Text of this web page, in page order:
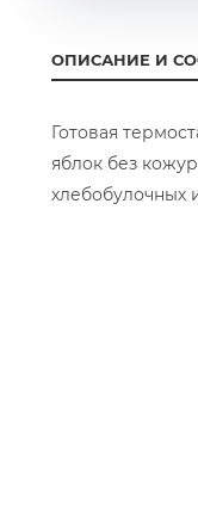
ОПИСАНИЕ И
Готовая
яблок без
хлебобулочных